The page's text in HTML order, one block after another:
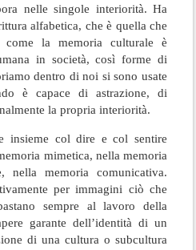
nelle singole interiorità. Ha
alfabetica, che è quella che
la memoria culturale è
in società, così forme di
dentro di noi si sono usate
è capace di astrazione, di
la propria interiorità.
insieme col dire e col sentire
mimetica, nella memoria
nella memoria comunicativa.
per immagini ciò che
sempre al lavoro della
garante dell’identità di un
di una cultura o subcultura